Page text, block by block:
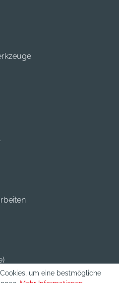
um eine bestmögliche